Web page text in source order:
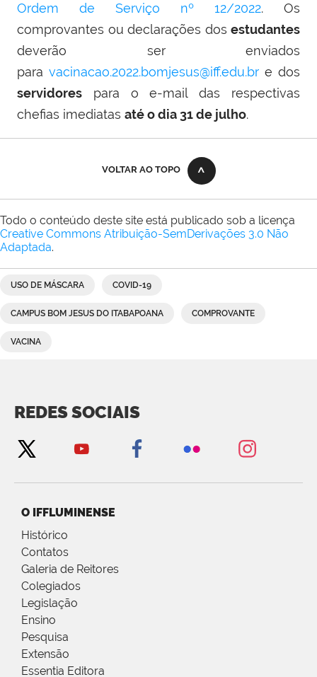
Ordem de Serviço nº 12/2022. Os
comprovantes ou declarações dos estudantes
deverão ser enviados
para vacinacao.2022.bomjesus@iff.edu.br e dos
servidores
para o e-mail das respectivas
chefias imediatas até o dia 31 de julho.
VOLTAR AO TOPO
Todo o conteúdo deste site está publicado sob a licença
Creative Commons Atribuição-SemDerivações 3.0 Não
Adaptada.
USO DE MÁSCARA COVID-19
CAMPUS BOM JESUS DO ITABAPOANA COMPROVANTE
VACINA
REDES SOCIAIS
O IFFLUMINENSE
Histórico
Contatos
Galeria de Reitores
Colegiados
Legislação
Ensino
Pesquisa
Extensão
Essentia Editora